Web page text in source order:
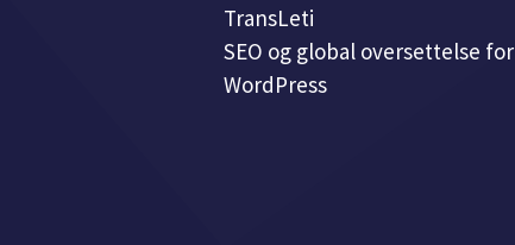
TransLeti
SEO og global oversettelse for
WordPress